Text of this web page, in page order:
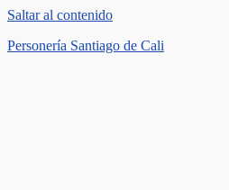
Saltar al contenido
Personería Santiago de Cali